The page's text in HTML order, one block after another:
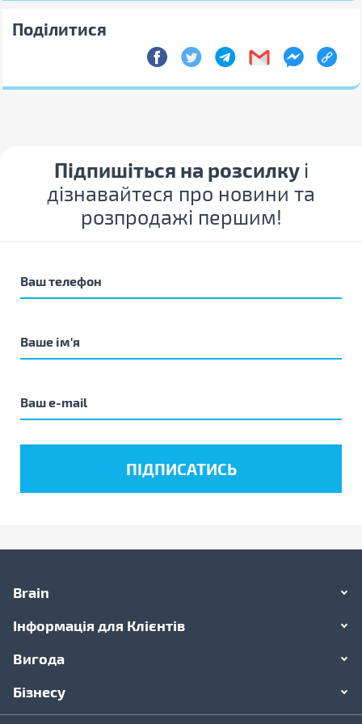
Поділитися
Підпишіться на розсилку і
дізнавайтеся про новини та
розпродажі першим!
Brain
Інформація для Клієнтів
Вигода
Бізнесу